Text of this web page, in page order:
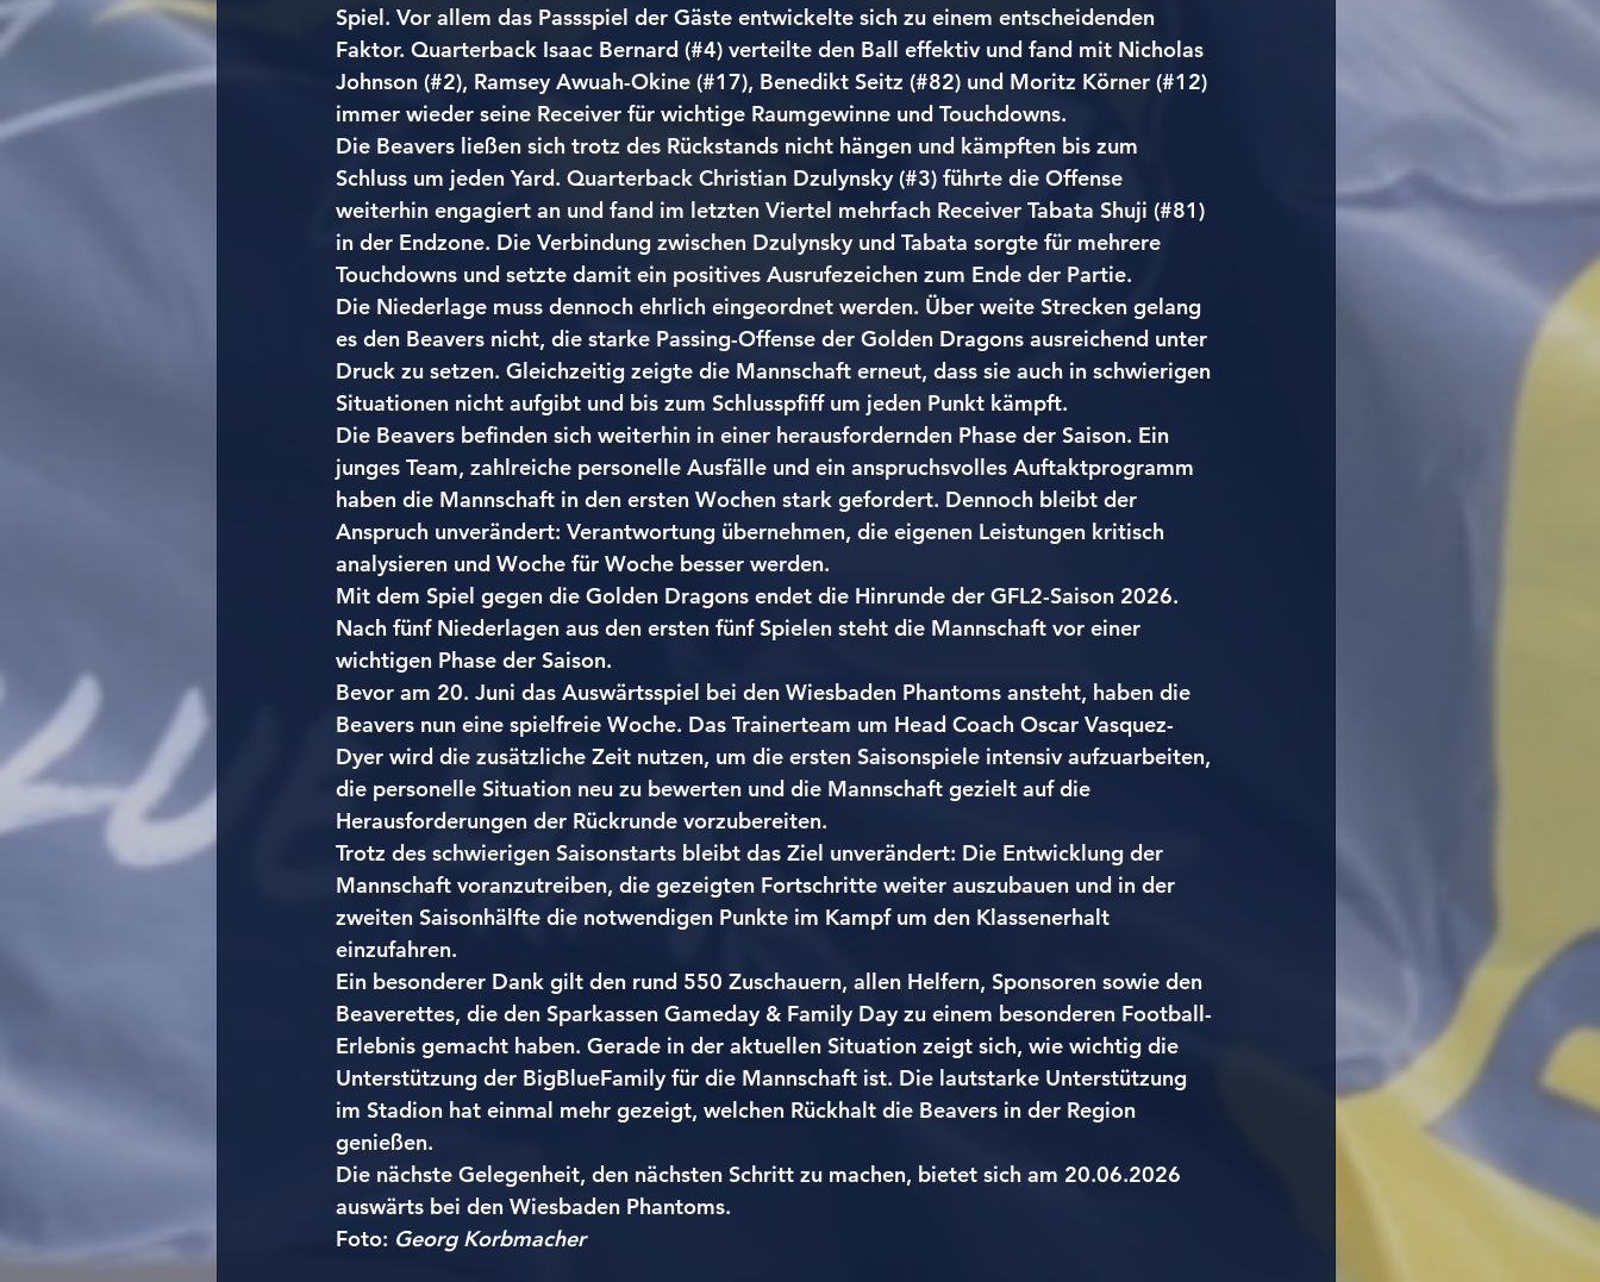
Spiel. Vor allem das Passspiel der Gäste entwickelte sich zu einem entscheidenden
Faktor. Quarterback Isaac Bernard (#4) verteilte den Ball effektiv und fand mit Nicholas
Johnson (#2), Ramsey Awuah-Okine (#17), Benedikt Seitz (#82) und Moritz Körner (#12)
immer wieder seine Receiver für wichtige Raumgewinne und Touchdowns.
Die Beavers ließen sich trotz des Rückstands nicht hängen und kämpften bis zum
Schluss um jeden Yard. Quarterback Christian Dzulynsky (#3) führte die Offense
weiterhin engagiert an und fand im letzten Viertel mehrfach Receiver Tabata Shuji (#81)
in der Endzone. Die Verbindung zwischen Dzulynsky und Tabata sorgte für mehrere
Touchdowns und setzte damit ein positives Ausrufezeichen zum Ende der Partie.
Die Niederlage muss dennoch ehrlich eingeordnet werden. Über weite Strecken gelang
es den Beavers nicht, die starke Passing-Offense der Golden Dragons ausreichend unter
Druck zu setzen. Gleichzeitig zeigte die Mannschaft erneut, dass sie auch in schwierigen
Situationen nicht aufgibt und bis zum Schlusspfiff um jeden Punkt kämpft.
Die Beavers befinden sich weiterhin in einer herausfordernden Phase der Saison. Ein
junges Team, zahlreiche personelle Ausfälle und ein anspruchsvolles Auftaktprogramm
haben die Mannschaft in den ersten Wochen stark gefordert. Dennoch bleibt der
Anspruch unverändert: Verantwortung übernehmen, die eigenen Leistungen kritisch
analysieren und Woche für Woche besser werden.
Mit dem Spiel gegen die Golden Dragons endet die Hinrunde der GFL2-Saison 2026.
Nach fünf Niederlagen aus den ersten fünf Spielen steht die Mannschaft vor einer
wichtigen Phase der Saison.
Bevor am 20. Juni das Auswärtsspiel bei den Wiesbaden Phantoms ansteht, haben die
Beavers nun eine spielfreie Woche. Das Trainerteam um Head Coach Oscar Vasquez-
Dyer wird die zusätzliche Zeit nutzen, um die ersten Saisonspiele intensiv aufzuarbeiten,
die personelle Situation neu zu bewerten und die Mannschaft gezielt auf die
Herausforderungen der Rückrunde vorzubereiten.
Trotz des schwierigen Saisonstarts bleibt das Ziel unverändert: Die Entwicklung der
Mannschaft voranzutreiben, die gezeigten Fortschritte weiter auszubauen und in der
zweiten Saisonhälfte die notwendigen Punkte im Kampf um den Klassenerhalt
einzufahren.
Ein besonderer Dank gilt den rund 550 Zuschauern, allen Helfern, Sponsoren sowie den
Beaverettes, die den Sparkassen Gameday & Family Day zu einem besonderen Football-
Erlebnis gemacht haben. Gerade in der aktuellen Situation zeigt sich, wie wichtig die
Unterstützung der BigBlueFamily für die Mannschaft ist. Die lautstarke Unterstützung
im Stadion hat einmal mehr gezeigt, welchen Rückhalt die Beavers in der Region
genießen.
Die nächste Gelegenheit, den nächsten Schritt zu machen, bietet sich am 20.06.2026
auswärts bei den Wiesbaden Phantoms.
Foto: Georg Korbmacher